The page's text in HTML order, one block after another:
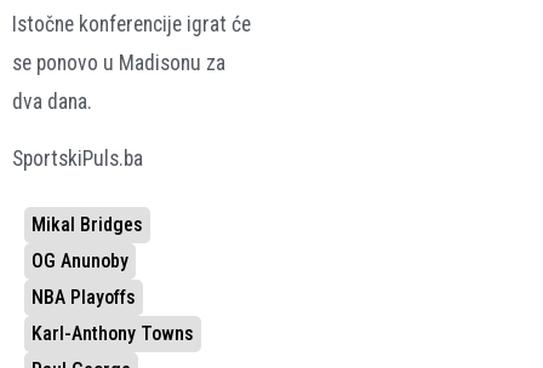
Istočne konferencije igrat će
se ponovo u Madisonu za
dva dana.
SportskiPuls.ba
Mikal Bridges
OG Anunoby
NBA Playoffs
Karl-Anthony Towns